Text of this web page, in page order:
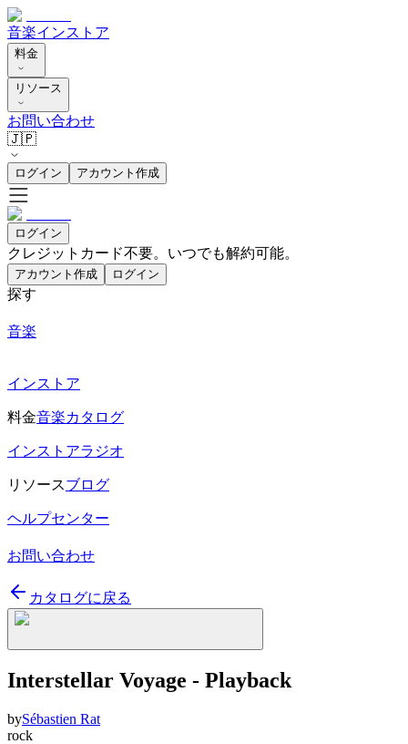
音楽インストア
料金
リソース
お問い合わせ
🇯🇵
ログイン アカウント作成
ログイン
クレジットカード不要。いつでも解約可能。
アカウント作成 ログイン
探す
音楽
インストア
料金音楽カタログ
インストアラジオ
リソースブログ
ヘルプセンター
お問い合わせ
カタログに戻る
Interstellar Voyage - Playback
bySébastien Rat
rock